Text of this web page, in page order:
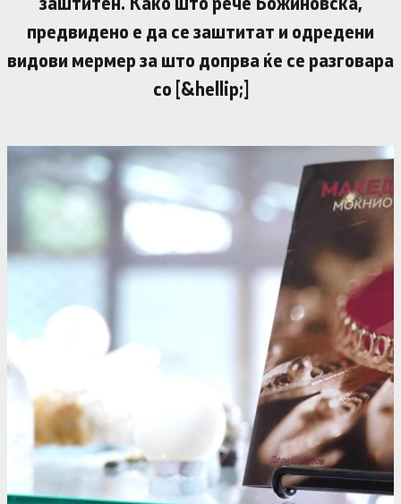
предвидено е да се заштитат и одредени
видови мермер за што допрва ќе се разговара
со [&hellip;]